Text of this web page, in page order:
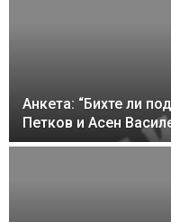
Анкета: “Бихте ли
Петков и Асен